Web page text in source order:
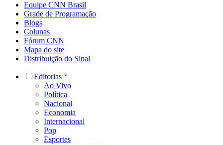
Equipe CNN Brasil
Grade de Programação
Blogs
Colunas
Fórum CNN
Mapa do site
Distribuição do Sinal
Editorias
Ao Vivo
Política
Nacional
Economia
Internacional
Pop
Esportes